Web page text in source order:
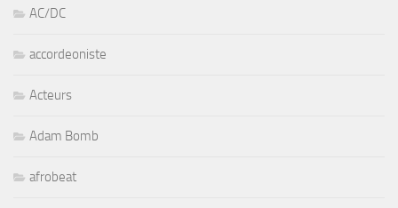
AC/DC
accordeoniste
Acteurs
Adam Bomb
afrobeat